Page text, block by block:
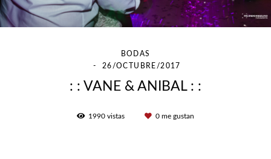
BODAS
26/OCTUBRE/2017
: : VANE & ANIBAL : :
1990 vistas 0 me gustan